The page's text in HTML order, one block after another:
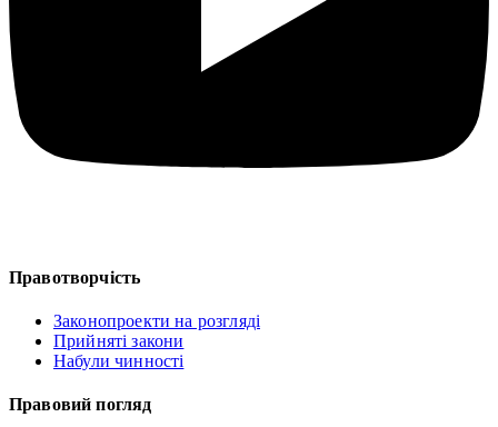
Правотворчість
Законопроекти на розгляді
Прийняті закони
Набули чинності
Правовий погляд